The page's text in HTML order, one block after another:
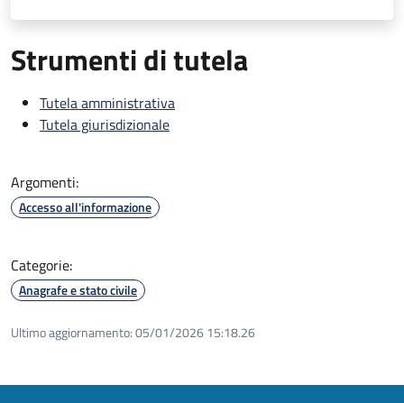
Strumenti di tutela
Tutela amministrativa
Tutela giurisdizionale
Argomenti:
Accesso all'informazione
Categorie:
Anagrafe e stato civile
Ultimo aggiornamento:05/01/2026 15:18.26